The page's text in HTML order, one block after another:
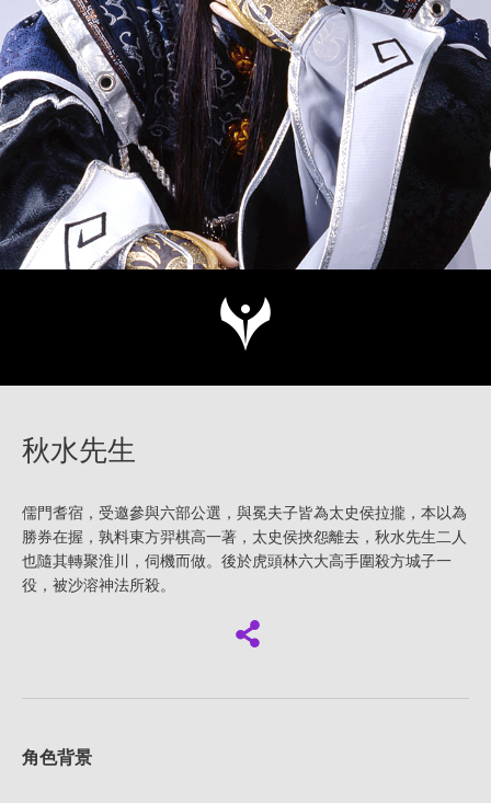
秋水先生
儒門耆宿，受邀參與六部公選，與冕夫子皆為太史侯拉攏，本以為
勝券在握，孰料東方羿棋高一著，太史侯挾怨離去，秋水先生二人
也隨其轉聚淮川，伺機而做。後於虎頭林六大高手圍殺方城子一
役，被沙溶神法所殺。
角色背景